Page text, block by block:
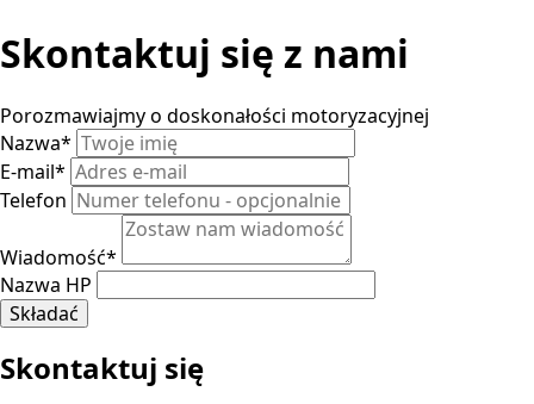
Skontaktuj się z nami
Porozmawiajmy o doskonałości motoryzacyjnej
Nazwa*
E-mail*
Telefon
Wiadomość*
Nazwa HP
Składać
Skontaktuj się